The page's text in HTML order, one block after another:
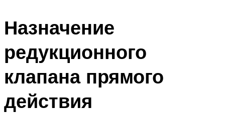
Назначение
редукционного
клапана прямого
действия